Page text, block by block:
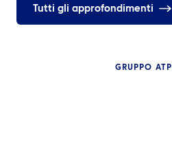
Tutti gli approfondimenti
GRUPPO ATPI